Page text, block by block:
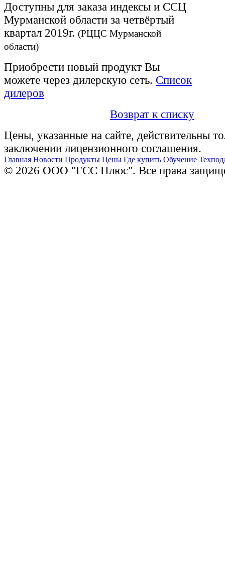
Доступны для заказа индексы и ССЦ
Мурманской области за четвёртый
квартал 2019г. (РЦЦС Мурманской
области)
Приобрести новый продукт Вы
можете через дилерскую сеть. Список
дилеров
Возврат к списку
Цены, указанные на сайте, действительны
заключении лицензионного соглашения.
Главная Новости Продукты Цены Где купить Обучение
© 2026 ООО "ГСС Плюс". Все права